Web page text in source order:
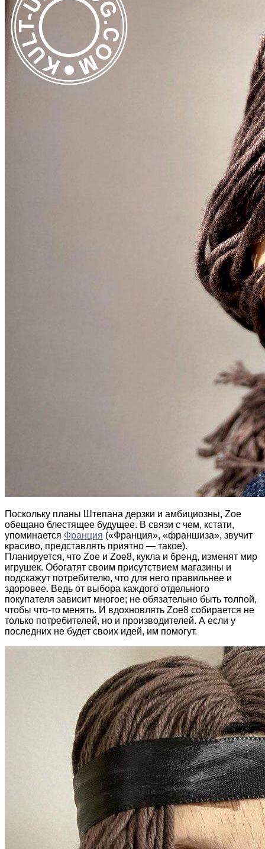
Поскольку планы Штепана дерзки и амбициозны, Zoe
обещано блестящее будущее. В связи с чем, кстати,
упоминается Франция («Франция», «франшиза», звучит
красиво, представлять приятно — такое).
Планируется, что Zoe и Zoe8, кукла и бренд, изменят мир
игрушек. Обогатят своим присутствием магазины и
подскажут потребителю, что для него правильнее и
здоровее. Ведь от выбора каждого отдельного
покупателя зависит многое; не обязательно быть толпой,
чтобы что-то менять. И вдохновлять Zoe8 собирается не
только потребителей, но и производителей. А если у
последних не будет своих идей, им помогут.